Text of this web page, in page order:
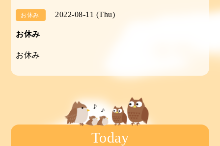
お休み 2022-08-11 (Thu)
お休み
お休み
Today